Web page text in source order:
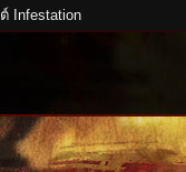
Infestation